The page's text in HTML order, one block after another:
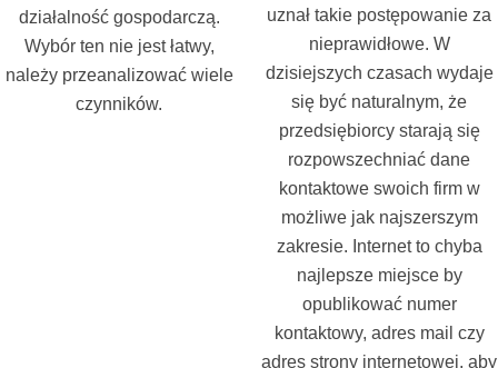
działalność gospodarczą.
Wybór ten nie jest łatwy,
należy przeanalizować wiele
czynników.
uznał takie postępowanie za
nieprawidłowe. W
dzisiejszych czasach wydaje
się być naturalnym, że
przedsiębiorcy starają się
rozpowszechniać dane
kontaktowe swoich firm w
możliwe jak najszerszym
zakresie. Internet to chyba
najlepsze miejsce by
opublikować numer
kontaktowy, adres mail czy
adres strony internetowej, aby